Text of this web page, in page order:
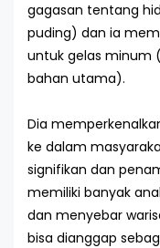
gagasan tentang
puding) dan ia
untuk gelas minum
bahan utama).
Dia
ke dalam
signifikan dan
memiliki banyak
dan menyebar
bisa dianggap